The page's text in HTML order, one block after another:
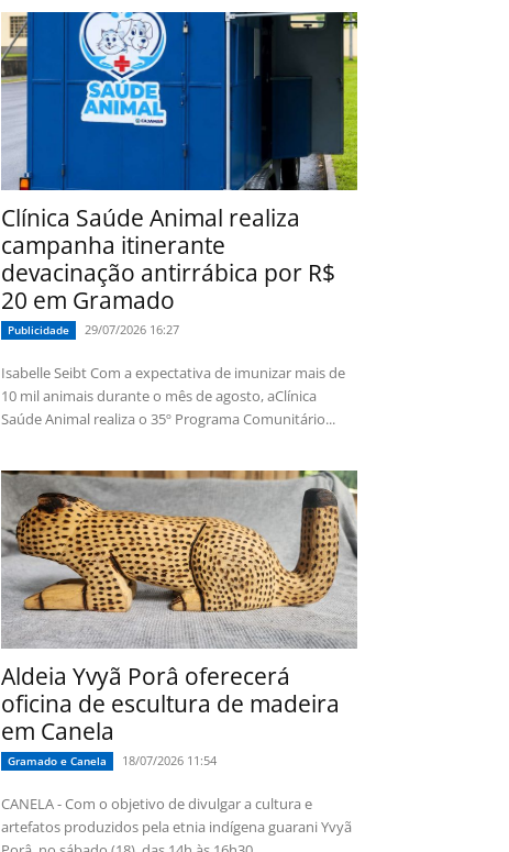
Clínica Saúde Animal realiza
campanha itinerante
devacinação antirrábica por R$
20 em Gramado
Publicidade 29/07/2026 16:27
Isabelle Seibt Com a expectativa de imunizar mais de
10 mil animais durante o mês de agosto, aClínica
Saúde Animal realiza o 35º Programa Comunitário...
Aldeia Yvyã Porâ oferecerá
oficina de escultura de madeira
em Canela
Gramado e Canela 18/07/2026 11:54
CANELA - Com o objetivo de divulgar a cultura e
artefatos produzidos pela etnia indígena guarani Yvyã